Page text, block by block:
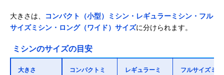
大きさは、
コンパクト（小型）ミシン・レギュラーミシン・フル
サイズミシン・ロング（ワイド）サイズに分けられます。
ミシンのサイズの目安
大きさ
コンパクトミ
レギュラーミ
フルサイズミ